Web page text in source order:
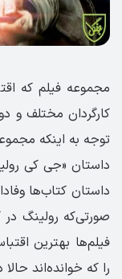
مجموعه فیلم که
کارگردان مختلف و
داستان «جی کی
داستان کتاب‌ها
صورتی‌که رولینگ در
فیلم‌ها بهترین
را که خوانده‌اند